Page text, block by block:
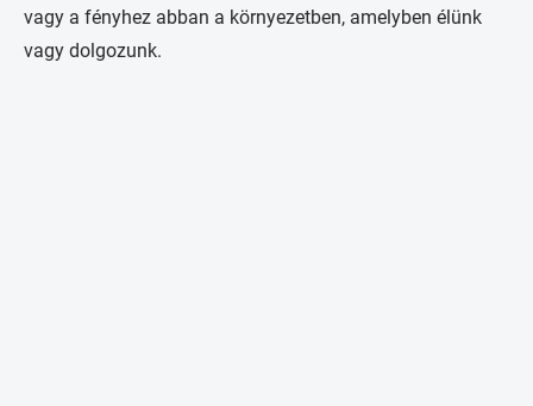
vagy a fényhez abban a környezetben, amelyben élünk
vagy dolgozunk.